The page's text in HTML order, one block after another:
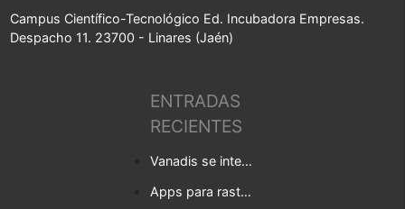
ENTRADAS
RECIENTES
Vanadis se integra en Baufest
Apps para rastrear la covid-19 en tu empresa
Campus Científico-Tecnológico Ed. Incubadora Empresas.
Despacho 11. 23700 - Linares (Jaén)